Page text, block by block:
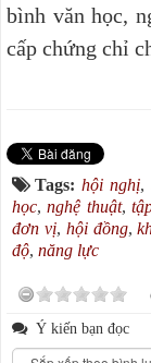
bình văn học,
cấp chứng chỉ
Tags:hội nghị,
học,nghệ thuật,
đơn vị, hội đồng,
độ, năng lực
Ý kiến bạn đọc